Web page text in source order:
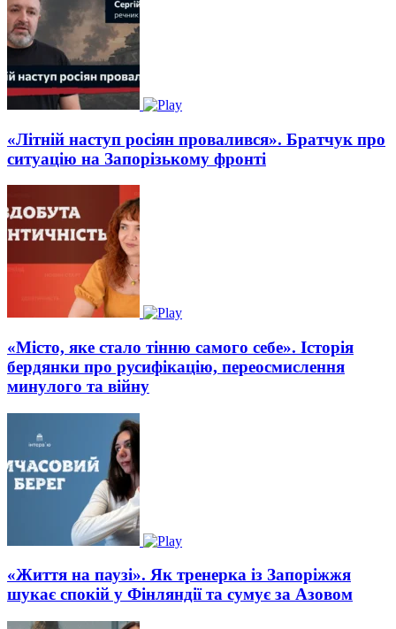
«Літній наступ росіян провалився». Братчук про
ситуацію на Запорізькому фронті
«Місто, яке стало тінню самого себе». Історія
бердянки про русифікацію, переосмислення
минулого та війну
«Життя на паузі». Як тренерка із Запоріжжя
шукає спокій у Фінляндії та сумує за Азовом